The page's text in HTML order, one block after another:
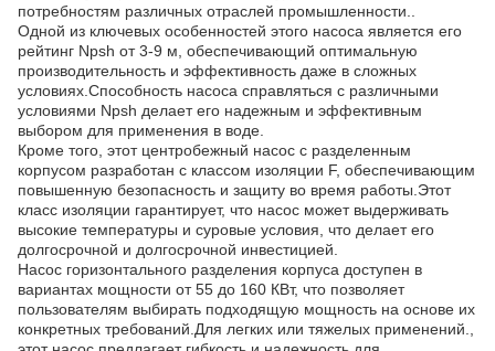
потребностям различных отраслей промышленности..
Одной из ключевых особенностей этого насоса является его
рейтинг Npsh от 3-9 м, обеспечивающий оптимальную
производительность и эффективность даже в сложных
условиях.Способность насоса справляться с различными
условиями Npsh делает его надежным и эффективным
выбором для применения в воде.
Кроме того, этот центробежный насос с разделенным
корпусом разработан с классом изоляции F, обеспечивающим
повышенную безопасность и защиту во время работы.Этот
класс изоляции гарантирует, что насос может выдерживать
высокие температуры и суровые условия, что делает его
долгосрочной и долгосрочной инвестицией.
Насос горизонтального разделения корпуса доступен в
вариантах мощности от 55 до 160 КВт, что позволяет
пользователям выбирать подходящую мощность на основе их
конкретных требований.Для легких или тяжелых применений.,